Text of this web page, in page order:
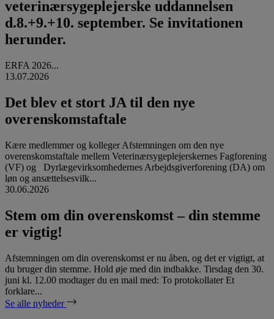
veterinærsygeplejerske uddannelsen
d.8.+9.+10. september. Se invitationen
herunder.
ERFA 2026...
13.07.2026
Det blev et stort JA til den nye
overenskomstaftale
Kære medlemmer og kolleger Afstemningen om den nye
overenskomstaftale mellem Veterinærsygeplejerskernes Fagforening
(VF) og Dyrlægevirksomhedernes Arbejdsgiverforening (DA) om
løn og ansættelsesvilk...
30.06.2026
Stem om din overenskomst – din stemme
er vigtig!
Afstemningen om din overenskomst er nu åben, og det er vigtigt, at
du bruger din stemme. Hold øje med din indbakke. Tirsdag den 30.
juni kl. 12.00 modtager du en mail med: To protokollater Et
forklare...
Se alle nyheder